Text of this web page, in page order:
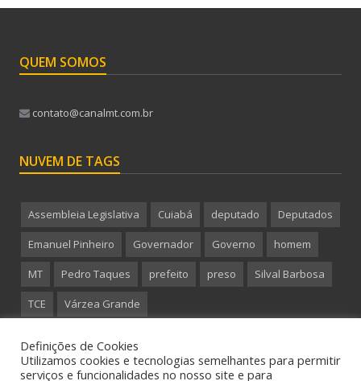
QUEM SOMOS
contato@canalmt.com.br
NUVEM DE TAGS
Assembleia Legislativa Cuiabá deputado Deputados
Emanuel Pinheiro Governador Governo homem
MT Pedro Taques prefeito preso Silval Barbosa
TCE Várzea Grande
Definições de Cookies
Utilizamos cookies e tecnologias semelhantes para permitir
serviços e funcionalidades no nosso site e para